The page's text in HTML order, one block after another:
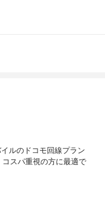
ルのドコモ回線プラン
スパ重視の方に最適で